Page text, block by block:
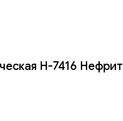
H-7416 Нефрит